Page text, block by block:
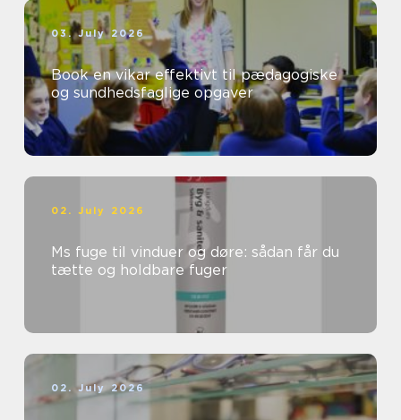
03. July 2026
Book en vikar effektivt til pædagogiske
og sundhedsfaglige opgaver
02. July 2026
Ms fuge til vinduer og døre: sådan får du
tætte og holdbare fuger
02. July 2026